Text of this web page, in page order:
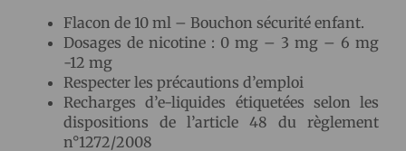
Flacon de 10 ml – Bouchon sécurité enfant.
Dosages de nicotine : 0 mg – 3 mg – 6 mg
-12 mg
Respecter les précautions d’emploi
Recharges d’e-liquides étiquetées selon les
dispositions de l’article 48 du règlement
n°1272/2008